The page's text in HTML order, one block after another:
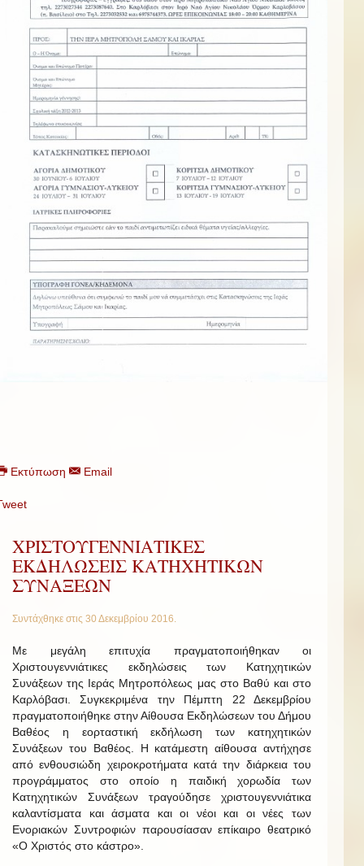
Εκτύπωση Email
ΧΡΙΣΤΟΥΓΕΝΝΙΑΤΙΚΕΣ
ΕΚΔΗΛΩΣΕΙΣ ΚΑΤΗΧΗΤΙΚΩΝ
ΣΥΝΑΞΕΩΝ
Συντάχθηκε στις 30 Δεκεμβρίου 2016.
Με μεγάλη επιτυχία πραγματοποιήθηκαν οι
Χριστουγεννιάτικες εκδηλώσεις των Κατηχητικών
Συνάξεων της Ιεράς Μητροπόλεως μας στο Βαθύ και στο
Καρλόβασι. Συγκεκριμένα την Πέμπτη 22 Δεκεμβρίου
πραγματοποιήθηκε στην Αίθουσα Εκδηλώσεων του Δήμου
Βαθέος η εορταστική εκδήλωση των κατηχητικών
Συνάξεων του Βαθέος. Η κατάμεστη αίθουσα αντήχησε
από ενθουσιώδη χειροκροτήματα κατά την διάρκεια του
προγράμματος στο οποίο η παιδική χορωδία των
Κατηχητικών Συνάξεων τραγούδησε χριστουγεννιάτικα
καλαντίσματα και άσματα και οι νέοι και οι νέες των
Ενοριακών Συντροφιών παρουσίασαν επίκαιρο θεατρικό
«Ο Χριστός στο κάστρο».